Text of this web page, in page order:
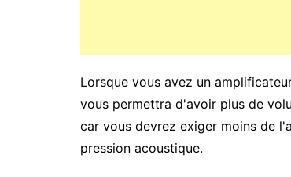
Lorsque vous avez un
vous permettra d'avoir plus de
car vous devrez exiger moins de
pression acoustique.